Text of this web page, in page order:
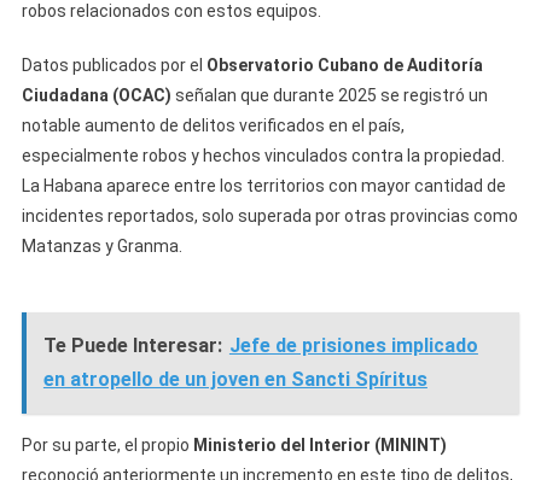
robos relacionados con estos equipos.
Datos publicados por el Observatorio Cubano de Auditoría
Ciudadana (OCAC) señalan que durante 2025 se registró un
notable aumento de delitos verificados en el país,
especialmente robos y hechos vinculados contra la propiedad.
La Habana aparece entre los territorios con mayor cantidad de
incidentes reportados, solo superada por otras provincias como
Matanzas y Granma.
Te Puede Interesar: Jefe de prisiones implicado
en atropello de un joven en Sancti Spíritus
Por su parte, el propio Ministerio del Interior (MININT)
reconoció anteriormente un incremento en este tipo de delitos,